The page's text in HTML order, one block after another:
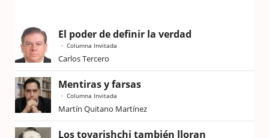
El poder de definir la verdad
Columna Invitada
Carlos Tercero
Mentiras y farsas
Columna Invitada
Martín Quitano Martínez
Los tovarishchi también lloran